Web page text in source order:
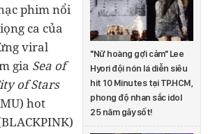
"Nữ hoàng gợi cảm" Lee
Hyori đội nón lá diễn siêu
hit 10 Minutes tại TP.HCM,
phong độ nhan sắc idol
25 năm gây sốt!
phim nổi
ca của
viral
gia Sea of
of Stars
hot